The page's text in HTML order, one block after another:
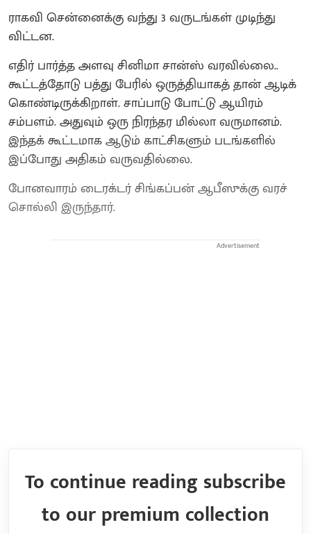
ராகவி சென்னைக்கு வந்து 3 வருடங்கள் முடிந்து
விட்டன.
எதிர் பார்த்த அளவு சினிமா சான்ஸ் வரவில்லை..
கூட்டத்தோடு பத்து பேரில் ஒருத்தியாகத் தான் ஆடிக்
கொண்டிருக்கிறாள். சாப்பாடு போட்டு ஆயிரம்
சம்பளம். அதுவும் ஒரு நிரந்தர மில்லா வருமானம்.
இந்தக் கூட்டமாக ஆடும் காட்சிகளும் படங்களில்
இப்போது அதிகம் வருவதில்லை.
போனவாரம் டைரக்டர் சிங்கப்பன் ஆபீஸுக்கு வரச்
சொல்லி இருந்தார்.
Advertisement
To continue reading subscribe
to our premium collection